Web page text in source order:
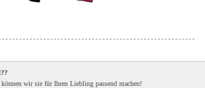
wir sie für Ihren Liebling passend machen!